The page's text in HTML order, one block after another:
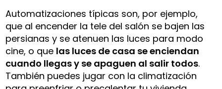
Automatizaciones típicas son, por ejemplo,
que al encender la tele del salón se bajen las
persianas y se atenuen las luces para modo
cine, o que las luces de casa se enciendan
cuando llegas y se apaguen al salir todos.
También puedes jugar con la climatización